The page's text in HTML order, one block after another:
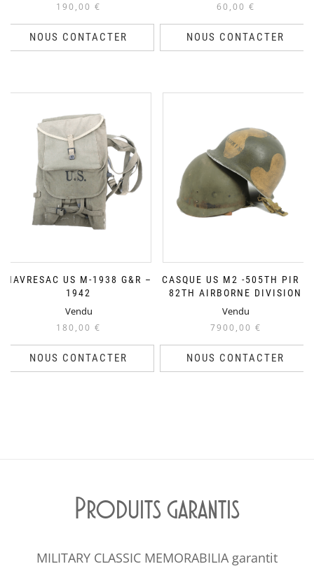
190,00 €
NOUS CONTACTER
60,00 €
NOUS CONTACTER
HAVRESAC US M-1938 G&R –
1942
Vendu
180,00 €
NOUS CONTACTER
CASQUE US M2 -505TH PIR –
82TH AIRBORNE DIVISION
Vendu
7900,00 €
NOUS CONTACTER
Produits garantis
MILITARY CLASSIC MEMORABILIA garantit